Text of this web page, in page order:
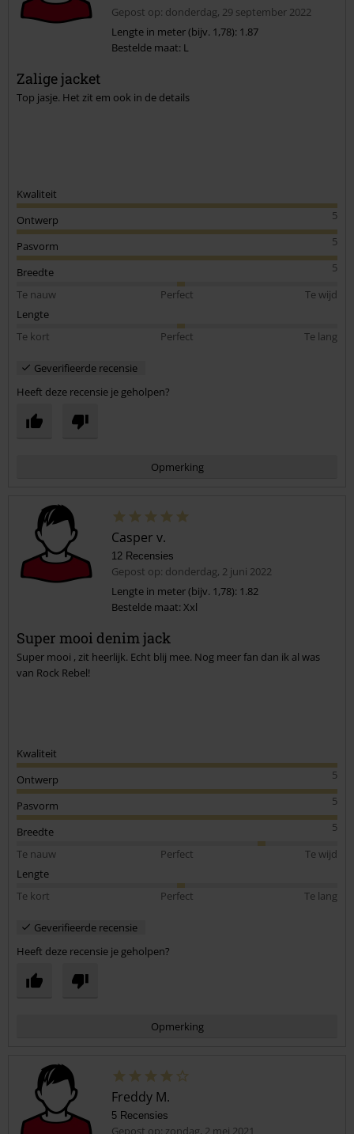
Gepost op: donderdag, 29 september 2022
Lengte in meter (bijv. 1,78): 1.87
Bestelde maat: L
Zalige jacket
Top jasje. Het zit em ook in de details
Kwaliteit
5
Ontwerp
5
Pasvorm
5
Breedte
Te nauw
Perfect
Te wijd
Lengte
Te kort
Perfect Te lang
Geverifieerde recensie
Heeft deze recensie je geholpen?
Opmerking
Commentaar versturen
Casper v.
12 Recensies
Gepost op: donderdag, 2 juni 2022
Lengte in meter (bijv. 1,78): 1.82
Bestelde maat: Xxl
Super mooi denim jack
Super mooi , zit heerlijk. Echt blij mee. Nog meer fan dan ik al was
van Rock Rebel!
Kwaliteit
5
Ontwerp
5
Pasvorm
5
Breedte
Te nauw
Perfect
Te wijd
Lengte
Te kort
Perfect Te lang
Geverifieerde recensie
Heeft deze recensie je geholpen?
Opmerking
Freddy M.
5 Recensies
Gepost op: zondag, 2 mei 2021